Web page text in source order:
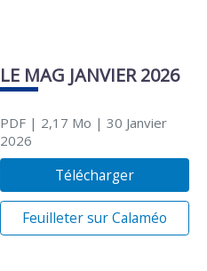
LE MAG JANVIER 2026
PDF| 2,17 Mo | 30 Janvier
2026
Télécharger
Feuilleter sur Calaméo